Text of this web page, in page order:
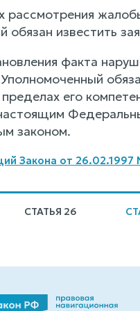
рассмотрения
обязан известить
факта
его
законом.
Закона от 26.02.1997
СТАТЬЯ 26